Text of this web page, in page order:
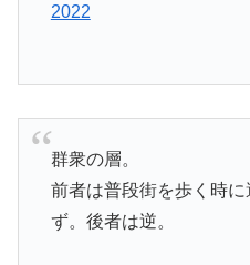
2022
群衆の層。
前者は普段街を歩く時
ず。後者は逆。